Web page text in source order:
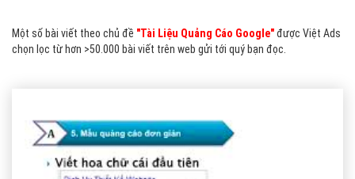
Một số bài viết theo chủ đề "Tài Liệu Quảng Cáo Google"được Việt Ads
chọn lọc từ hơn >50.000 bài viết trên web gửi tới quý bạn đọc.